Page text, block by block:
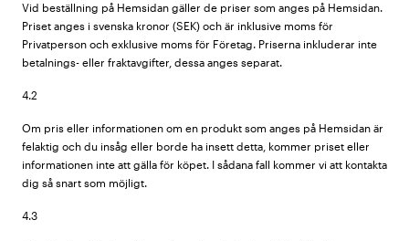
Vid beställning på Hemsidan gäller de priser som anges på Hemsidan.
Priset anges i svenska kronor (SEK) och är inklusive moms för
Privatperson och exklusive moms för Företag. Priserna inkluderar inte
betalnings- eller fraktavgifter, dessa anges separat.
4.2
Om pris eller informationen om en produkt som anges på Hemsidan är
felaktig och du insåg eller borde ha insett detta, kommer priset eller
informationen inte att gälla för köpet. I sådana fall kommer vi att kontakta
dig så snart som möjligt.
4.3